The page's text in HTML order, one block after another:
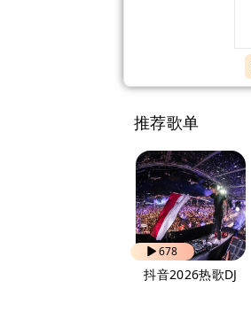
推荐歌单
678
抖音2026热歌DJ